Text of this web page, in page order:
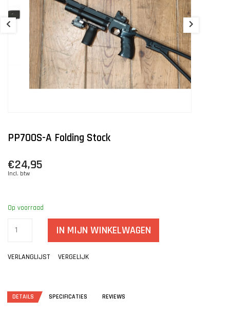
PP700S-A Folding Stock
€24,95
Incl. btw
Op voorraad
IN MIJN WINKELWAGEN
VERLANGLIJST VERGELIJK
DETAILS SPECIFICATIES REVIEWS